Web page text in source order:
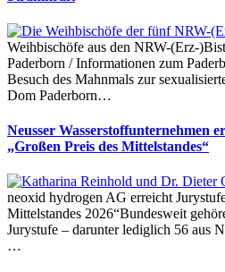
Weihbischöfe aus den NRW-(Erz-
Paderborn / Informationen zum
Besuch des Mahnmals zur
Dom Paderborn…
Neusser Wasserstoffunternehmen
„Großen Preis des Mittelstandes“
neoxid hydrogen AG erreicht
Mittelstandes 2026“Bundesweit
Jurystufe – darunter lediglich 56 aus
…